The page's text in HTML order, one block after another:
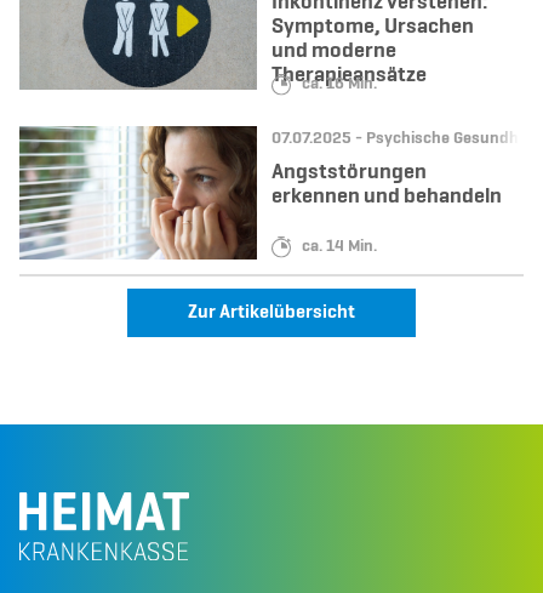
Lesedauer:
ca. 16 Min.
Symptome, Ursachen
und moderne
Therapieansätze
Datum:
07.07.2025 - Kategorie:
Psychische Gesundheit
Lesedauer:
ca. 14 Min.
Angststörungen
erkennen und behandeln
Zur Artikelübersicht